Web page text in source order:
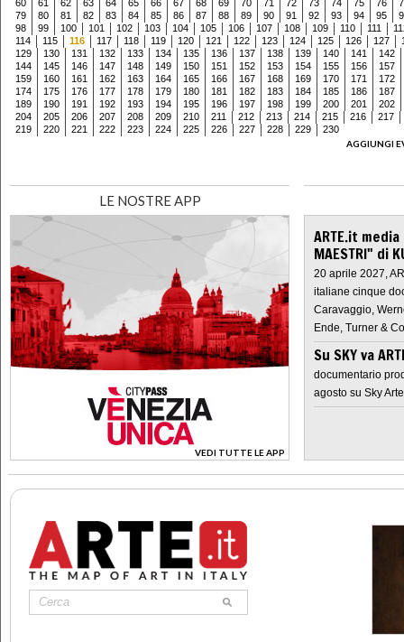
60 61 62 63 64 65 66 67 68 69 70 71 72 73 74 75 76
79
80 81 82 83 84 85 86 87 88 89 90 91 92 93 94 95
98
99 100 101 102 103 104 105 106 107 108 109 110 111
114
115 116 117 118 119 120 121 122 123 124 125 126 127
129
130 131 132 133 134 135 136 137 138 139 140 141
142
144
145 146 147 148 149 150 151 152 153 154 155 156
157
159
160 161 162 163 164 165 166 167 168 169 170 171
172
174
175 176 177 178 179 180 181 182 183 184 185 186
187
189
190 191 192 193 194 195 196 197 198 199 200 201
202
204
205 206 207 208 209 210 211 212 213 214 215 216
217
219
220 221 222 223 224 225 226 227 228 229
230
AGGIUNGI
LE NOSTRE APP
VEDI TUTTE LE APP
>
ARTE.it
MAESTRI" di
20 aprile 2027,
italiane cinque
Caravaggio,
Ende, Turner &
Su SKY va
documentario
agosto su Sky Arte